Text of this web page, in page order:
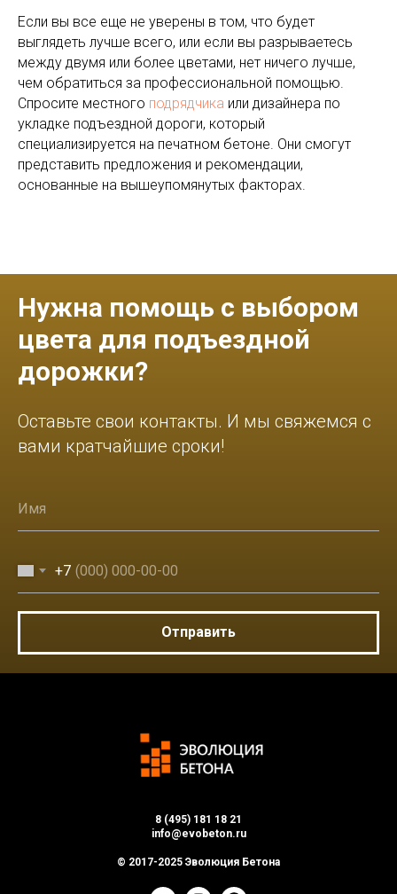
Если вы все еще не уверены в том, что будет
выглядеть лучше всего, или если вы разрываетесь
между двумя или более цветами, нет ничего лучше,
чем обратиться за профессиональной помощью.
Спросите местного подрядчика или дизайнера по
укладке подъездной дороги, который
специализируется на печатном бетоне. Они смогут
представить предложения и рекомендации,
основанные на вышеупомянутых факторах.
Нужна помощь с выбором
цвета для подъездной
дорожки?
Оставьте свои контакты. И мы свяжемся с
вами кратчайшие сроки!
+7
Отправить
8 (495) 181 18 21
info@evobeton.ru
© 2017-2025 Эволюция Бетона